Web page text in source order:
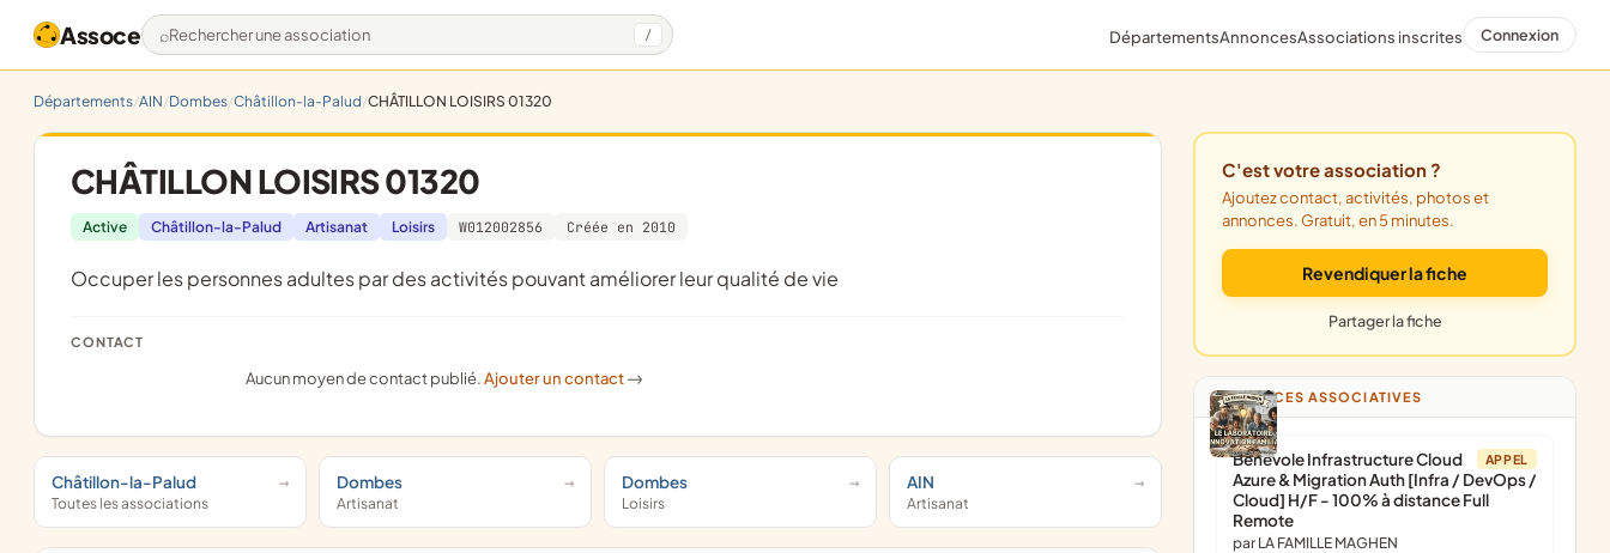
Assoce Rechercher une association / DépartementsAnnoncesAssociations inscrites Connexion
Départements AIN Dombes Châtillon-la-Palud CHÂTILLON LOISIRS 01320
CHÂTILLON LOISIRS 01320
Active Châtillon-la-Palud Artisanat Loisirs W012002856 Créée en 2010
occuper les personnes adultes par des activités pouvant améliorer leur qualité de vie
CONTACT
Aucun moyen de contact publié.Ajouter un contact ->
Châtillon-la-Palud
Toutes les associations
Dombes
Artisanat
Dombes
Loisirs
AIN
Artisanat
C'est votre association ?
Ajoutez contact, activités, photos et
annonces. Gratuit, en 5 minutes.
Revendiquer la fiche
Partager la fiche
ANNONCES ASSOCIATIVES
APPEL
Bénévole Infrastructure Cloud
Azure & Migration Auth [Infra / DevOps /
Cloud] H/F - 100% à distance Full
Remote
par LA FAMILLE MAGHEN